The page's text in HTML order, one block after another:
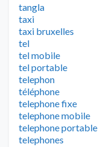
tangla
taxi
taxi bruxelles
tel
tel mobile
tel portable
telephon
téléphone
telephone fixe
telephone mobile
telephone portable
telephones